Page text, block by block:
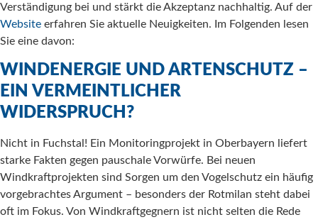
Verständigung bei und stärkt die Akzeptanz nachhaltig. Auf der
Website erfahren Sie aktuelle Neuigkeiten. Im Folgenden lesen
Sie eine davon:
WINDENERGIE UND ARTENSCHUTZ –
EIN VERMEINTLICHER
WIDERSPRUCH?
Nicht in Fuchstal! Ein Monitoringprojekt in Oberbayern liefert
starke Fakten gegen pauschale Vorwürfe. Bei neuen
Windkraftprojekten sind Sorgen um den Vogelschutz ein häufig
vorgebrachtes Argument – besonders der Rotmilan steht dabei
oft im Fokus. Von Windkraftgegnern ist nicht selten die Rede